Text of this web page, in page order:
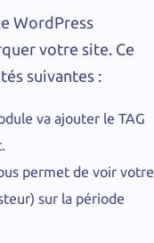
WordPress
votre site. Ce
suivantes :
va ajouter le TAG
permet de voir votre
sur la période